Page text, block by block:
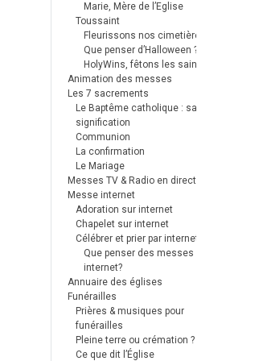
Marie, Mère de l’Eglise
Toussaint
Fleurissons nos cimetières
Que penser d’Halloween ?
HolyWins, fêtons les saints !
Animation des messes
Les 7 sacrements
Le Baptême catholique : sa
signification
Communion
La confirmation
Le Mariage
Messes TV & Radio en direct
Messe internet
Adoration sur internet
Chapelet sur internet
Célébrer et prier par internet
Que penser des messes
internet?
Annuaire des églises
Funérailles
Prières & musiques pour
funérailles
Pleine terre ou crémation ?
Ce que dit l’Église